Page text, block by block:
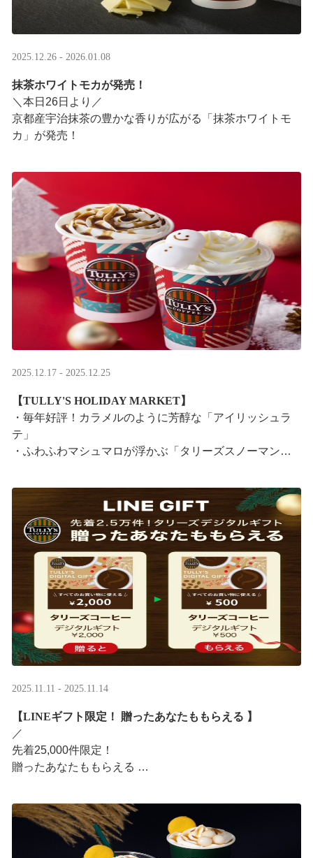
2025.12.26 - 2026.01.08
抹茶ホワイトモカが発売！
＼本日26日より／
京都産宇治抹茶の豊かな香りが広がる「抹茶ホワイトモ
カ」が発売！
2025.12.17 - 2025.12.25
【TULLY'S HOLIDAY MARKET】
・毎年好評！カラメルのように芳醇な「アイリッシュラ
テ」
・ふわふわマシュマロが浮かぶ「タリーズスノーマンラ
特別なドリンクと一緒に、クリスマス気分をお楽しみく
ださい。
2025.11.11 - 2025.11.14
【LINEギフト限定！ 贈ったあなたももらえる ​】
／ ​
先着25,000件限定！​
贈ったあなたももらえる ​
LINEギフト限定！ タリーズデジタルギフト2,000円分を
贈ると、自分も500円分のデジタルギフトがもらえるキャ
ンペーンがス ···